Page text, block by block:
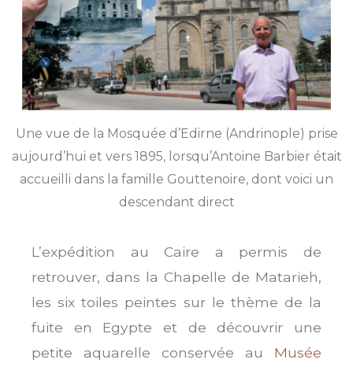
Une vue de la Mosquée d’Edirne (Andrinople) prise
aujourd’hui et vers 1895, lorsqu’Antoine Barbier était
accueilli dans la famille Gouttenoire, dont voici un
descendant direct
L’expédition au Caire a permis de
retrouver, dans la Chapelle de Matarieh,
les six toiles peintes sur le thème de la
fuite en Egypte et de découvrir une
petite aquarelle conservée au Musée